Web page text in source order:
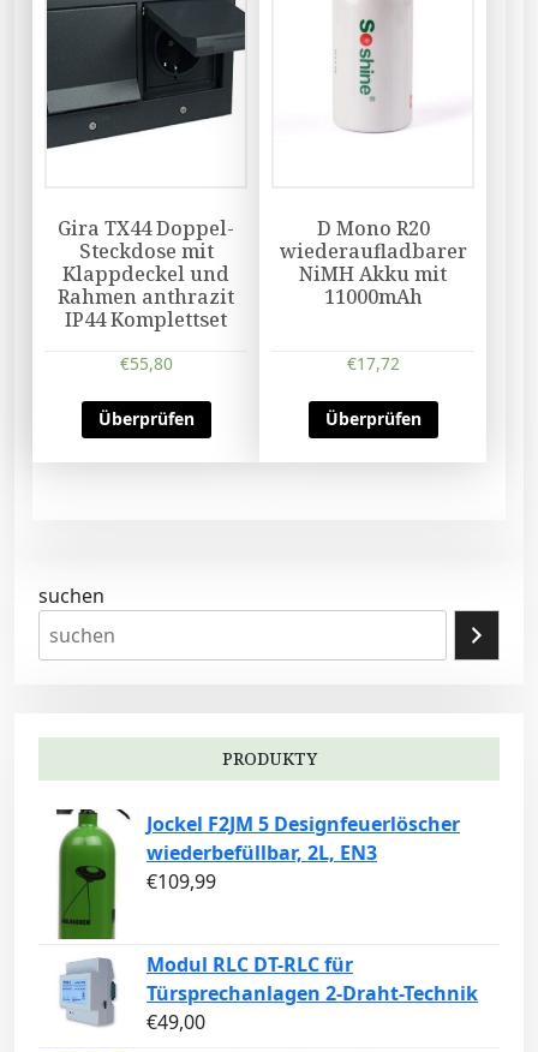
Gira TX44 Doppel-
Steckdose mit
Klappdeckel und
Rahmen anthrazit
IP44 Komplettset
€55,80
Überprüfen
D Mono R20
wiederaufladbarer
NiMH Akku mit
11000mAh
€17,72
Überprüfen
suchen
PRODUKTY
Jockel F2JM 5 Designfeuerlöscher
wiederbefüllbar, 2L, EN3
€109,99
Modul RLC DT-RLC für
Türsprechanlagen 2-Draht-Technik
€49,00